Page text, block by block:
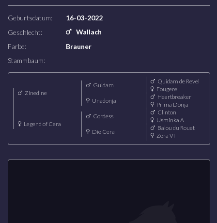
Unser Team
Geburtsdatum:
16-03-2022
Geschlecht:
Wallach
Farbe:
Brauner
Stammbaum:
Zinedine
Guidam
Quidam de Revel
Fougere
Unadonja
Heartbreaker
Prima Donja
Legend of Cera
Cordess
Clinton
Usminka A
Die Cera
Balou du Rouet
Zera VI